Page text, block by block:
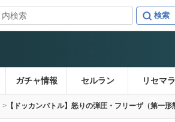
ガチャ情報 セルラン リセマラ
【ドッカンバトル】怒りの弾圧・フリーザ（第一